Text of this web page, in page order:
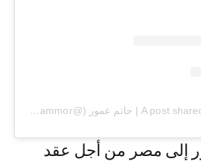
A post shared by HATIM AMMOR | حاتم عمور (@hatimammor)
إلى مصر من أجل عقد